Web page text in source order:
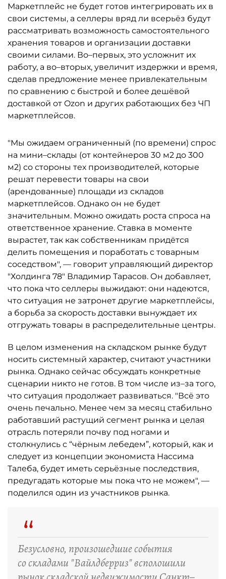
Маркетплейс не будет готов интегрировать их в
свои системы, а селлеры вряд ли всерьёз будут
рассматривать возможность самостоятельного
хранения товаров и организации доставки
своими силами. Во–первых, это усложнит их
работу, а во–вторых, увеличит издержки и время,
сделав предложение менее привлекательным
по сравнению с быстрой и более дешёвой
доставкой от Ozon и других работающих без ЧП
маркетплейсов.
"Мы ожидаем ограниченный (по времени) спрос
на мини–склады (от контейнеров 30 м2 до 300
м2) со стороны тех производителей, которые
решат перевести товары на свои
(арендованные) площади из складов
маркетплейсов. Однако он не будет
значительным. Можно ожидать роста спроса на
ответственное хранение. Ставка в моменте
вырастет, так как собственникам придётся
делить помещения и поработать с товарным
соседством", — говорит управляющий директор
"Холдинга 78" Владимир Тарасов. Он добавляет,
что пока что селлеры выжидают: они надеются,
что ситуация не затронет другие маркетплейсы,
а борьба за скорость доставки вынуждает их
отгружать товары в распределительные центры.
В целом изменения на складском рынке будут
носить системный характер, считают участники
рынка. Однако сейчас обсуждать конкретные
сценарии никто не готов. В том числе из–за того,
что ситуация продолжает развиваться. "Всё это
очень печально. Менее чем за месяц стабильно
работавший растущий сегмент рынка и целая
отрасль потеряли почву под ногами и
столкнулись с “чёрным лебедем”, который, как и
следует из концепции экономиста Нассима
Талеба, будет иметь серьёзные последствия,
предугадать которые мы пока что не можем", —
поделился один из участников рынка.
“
Безусловно, произошедшие события
со складами "Вайлдберриз" всполошили